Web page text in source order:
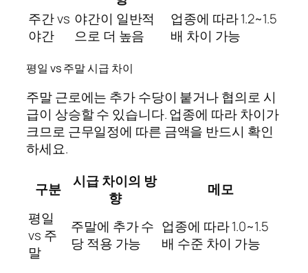
주간 vs
야간
야간이 일반적
으로 더 높음
업종에 따라 1.2~1.5
배 차이 가능
평일 vs 주말 시급 차이
주말 근로에는 추가 수당이 붙거나 협의로 시
급이 상승할 수 있습니다. 업종에 따라 차이가
크므로 근무일정에 따른 금액을 반드시 확인
하세요.
구분
시급 차이의 방
향
메모
평일
vs 주
말
주말에 추가 수
당 적용 가능
업종에 따라 1.0~1.5
배 수준 차이 가능